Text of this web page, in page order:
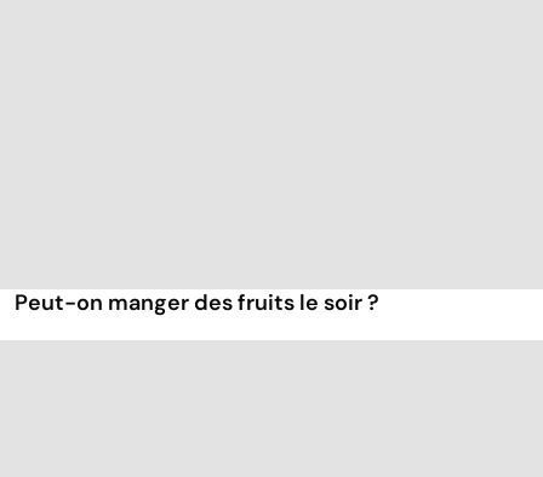
Peut-on manger des fruits le soir ?